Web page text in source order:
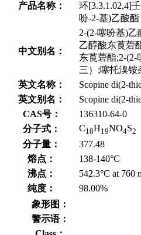
产品名称：
环[3.3.1.02,4]
吩-2-基)乙酸酯
中文别名：
2-(2-噻吩基)
乙醇酸东莨菪
东莨菪酯;2-(2-
三）;噻托溴铵
英文名称：
Scopine di(2-
英文别名：
Scopine di(2-
CAS号：
136310-64-0
分子式：
C18H19NO4S2
分子量：
377.48
熔点：
138-140°C
沸点：
542.3°C at 760
纯度：
98.00%
象形图：
警示语：